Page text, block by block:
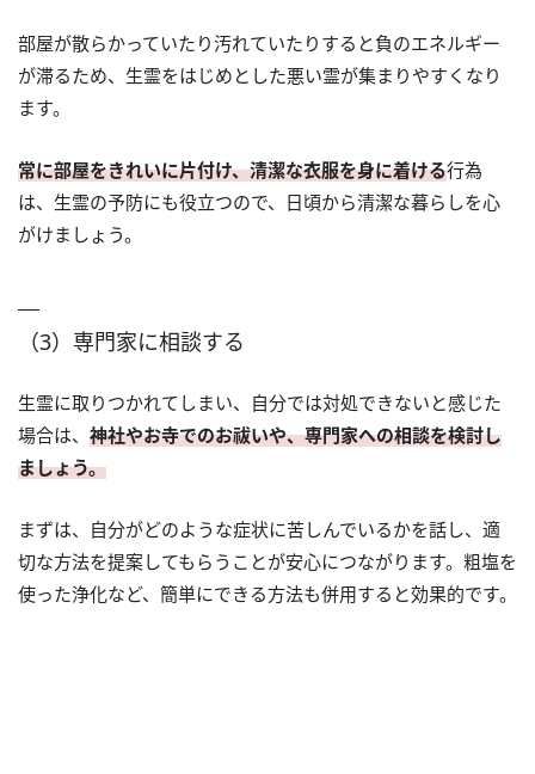
部屋が散らかっていたり汚れていたりすると負のエネルギー
が滞るため、生霊をはじめとした悪い霊が集まりやすくなり
ます。
常に部屋をきれいに片付け、清潔な衣服を身に着ける行為
は、生霊の予防にも役立つので、日頃から清潔な暮らしを心
がけましょう。
（3）専門家に相談する
生霊に取りつかれてしまい、自分では対処できないと感じた
場合は、 神社やお寺でのお祓いや、専門家への相談を検討し
ましょう。
まずは、自分がどのような症状に苦しんでいるかを話し、適
切な方法を提案してもらうことが安心につながります。粗塩を
使った浄化など、簡単にできる方法も併用すると効果的です。